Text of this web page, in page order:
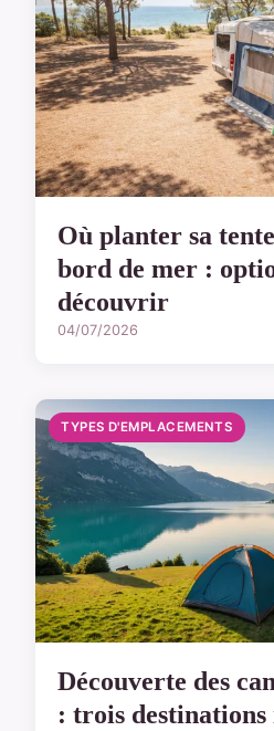
Où planter sa
bord de mer :
découvrir
04/07/2026
TYPES D'EMPLACEMENTS
Découverte des
: trois destinations